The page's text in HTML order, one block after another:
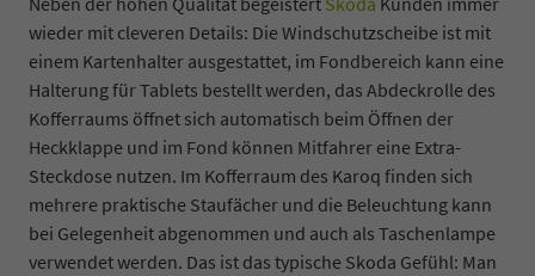
wieder mit cleveren Details: Die Windschutzscheibe ist mit
einem Kartenhalter ausgestattet, im Fondbereich kann eine
Halterung für Tablets bestellt werden, das Abdeckrolle des
Kofferraums öffnet sich automatisch beim Öffnen der
Heckklappe und im Fond können Mitfahrer eine Extra-
Steckdose nutzen. Im Kofferraum des Karoq finden sich
mehrere praktische Staufächer und die Beleuchtung kann
bei Gelegenheit abgenommen und auch als Taschenlampe
verwendet werden. Das ist das typische Skoda Gefühl: Man